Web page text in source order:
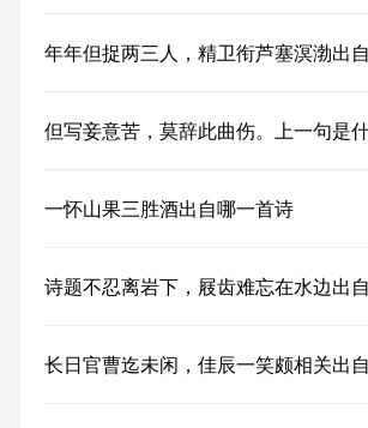
年年但捉两三人，精卫衔芦塞溟渤出
但写妾意苦，莫辞此曲伤。上一句是
一怀山果三胜酒出自哪一首诗
诗题不忍离岩下，屐齿难忘在水边出
长日官曹迄未闲，佳辰一笑颇相关出